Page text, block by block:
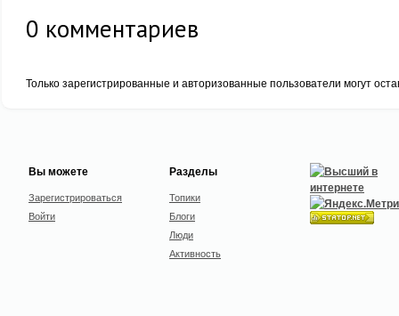
0 комментариев
Только зарегистрированные и авторизованные пользователи могут
Вы можете
Зарегистрироваться
Войти
Разделы
Топики
Блоги
Люди
Активность